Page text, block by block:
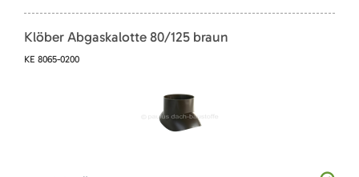
Klöber Abgaskalotte 80/125 braun
KE 8065-0200